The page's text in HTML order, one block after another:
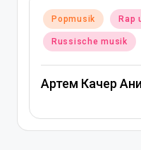
Posted
in
Popmusik Rap
Russische musik
Артем Качер